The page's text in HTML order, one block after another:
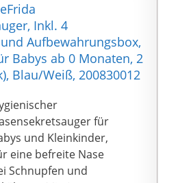
Inkl. 4
Aufbewahrungsbox,
Babys ab 0 Monaten, 2
Blau/Weiß, 200830012
für
und Kleinkinder,
eine befreite Nase
Schnupfen und